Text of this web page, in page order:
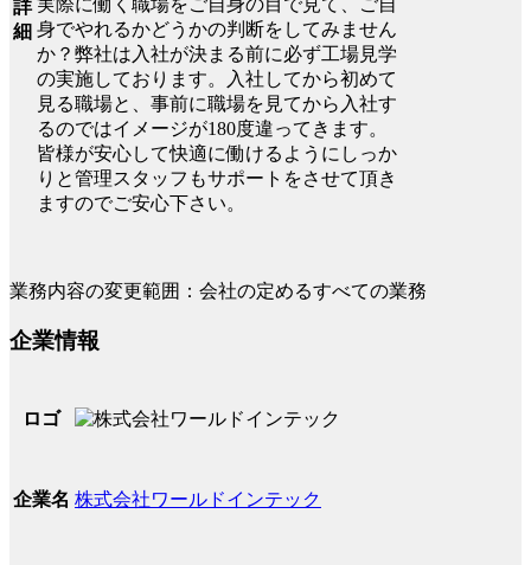
詳
細 身でやれるかどうかの判断をしてみません
か？弊社は入社が決まる前に必ず工場見学
の実施しております。入社してから初めて
見る職場と、事前に職場を見てから入社す
るのではイメージが180度違ってきます。
皆様が安心して快適に働けるようにしっか
りと管理スタッフもサポートをさせて頂き
ますのでご安心下さい。
業務内容の変更範囲：会社の定めるすべての業務
企業情報
ロゴ
企業名 株式会社ワールドインテック